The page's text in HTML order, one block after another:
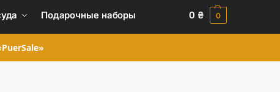
Подарочные наборы 0 ₴ 0